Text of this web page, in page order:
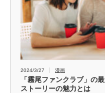
2024/3/27 漫画
「霧尾ファンクラブ」の
ストーリーの魅力とは